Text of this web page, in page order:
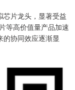
片龙头，显著受益
等高价值量产品加速
的协同效应逐渐显